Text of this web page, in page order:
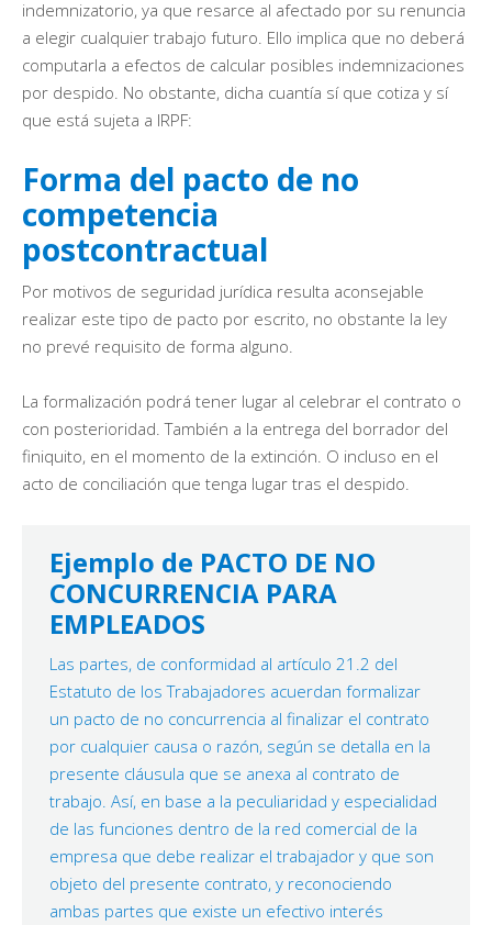
indemnizatorio, ya que resarce al afectado por su renuncia
a elegir cualquier trabajo futuro. Ello implica que no deberá
computarla a efectos de calcular posibles indemnizaciones
por despido. No obstante, dicha cuantía sí que cotiza y sí
que está sujeta a IRPF:
Forma del pacto de no
competencia
postcontractual
Por motivos de seguridad jurídica resulta aconsejable
realizar este tipo de pacto por escrito, no obstante la ley
no prevé requisito de forma alguno.
La formalización podrá tener lugar al celebrar el contrato o
con posterioridad. También a la entrega del borrador del
finiquito, en el momento de la extinción. O incluso en el
acto de conciliación que tenga lugar tras el despido.
Ejemplo de PACTO DE NO
CONCURRENCIA PARA
EMPLEADOS
Las partes, de conformidad al artículo 21.2 del
Estatuto de los Trabajadores acuerdan formalizar
un pacto de no concurrencia al finalizar el contrato
por cualquier causa o razón, según se detalla en la
presente cláusula que se anexa al contrato de
trabajo. Así, en base a la peculiaridad y especialidad
de las funciones dentro de la red comercial de la
empresa que debe realizar el trabajador y que son
objeto del presente contrato, y reconociendo
ambas partes que existe un efectivo interés